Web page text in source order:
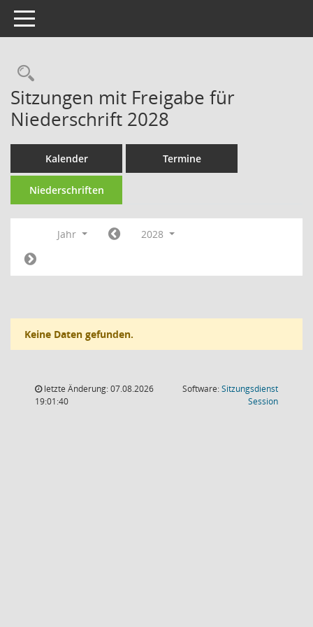
Toggle navigation
Rechercheauswahl
Sitzungen mit Freigabe für
Niederschrift 2028
Kalender Termine
Niederschriften
Jahr 2028
Keine Daten gefunden.
letzte Änderung: 07.08.2026
19:01:40
Software:Sitzungsdienst
Session(Wird in